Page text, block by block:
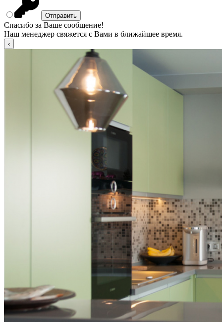
Спасибо за Ваше сообщение!
Наш менеджер свяжется с Вами в ближайшее время.